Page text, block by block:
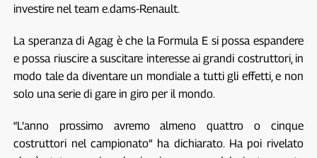
investire nel team e.dams-Renault.
La speranza di Agag è che la Formula E si possa espandere
e possa riuscire a suscitare interesse ai grandi costruttori, in
modo tale da diventare un mondiale a tutti gli effetti, e non
solo una serie di gare in giro per il mondo.
“L’anno prossimo avremo almeno quattro o cinque
costruttori nel campionato” ha dichiarato. Ha poi rivelato